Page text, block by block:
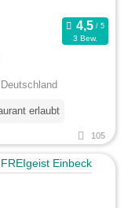
3 Bew.
erlaubt
105